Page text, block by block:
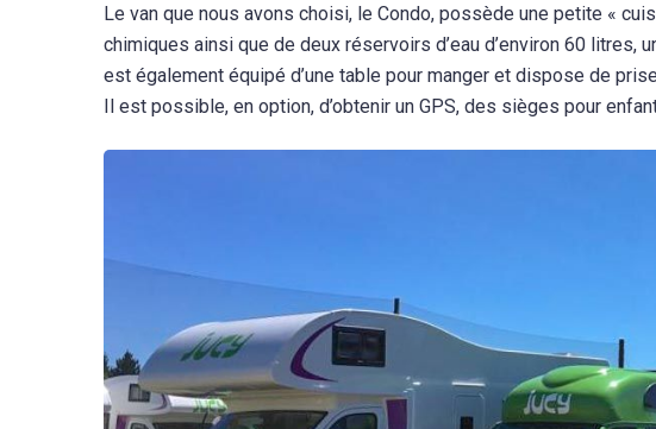
Le van que nous avons choisi, le Condo, possède une petite «
chimiques ainsi que de deux réservoirs d’eau d’environ 60 litres,
est également équipé d’une table pour manger et dispose de
Il est possible, en option, d’obtenir un GPS, des sièges pour